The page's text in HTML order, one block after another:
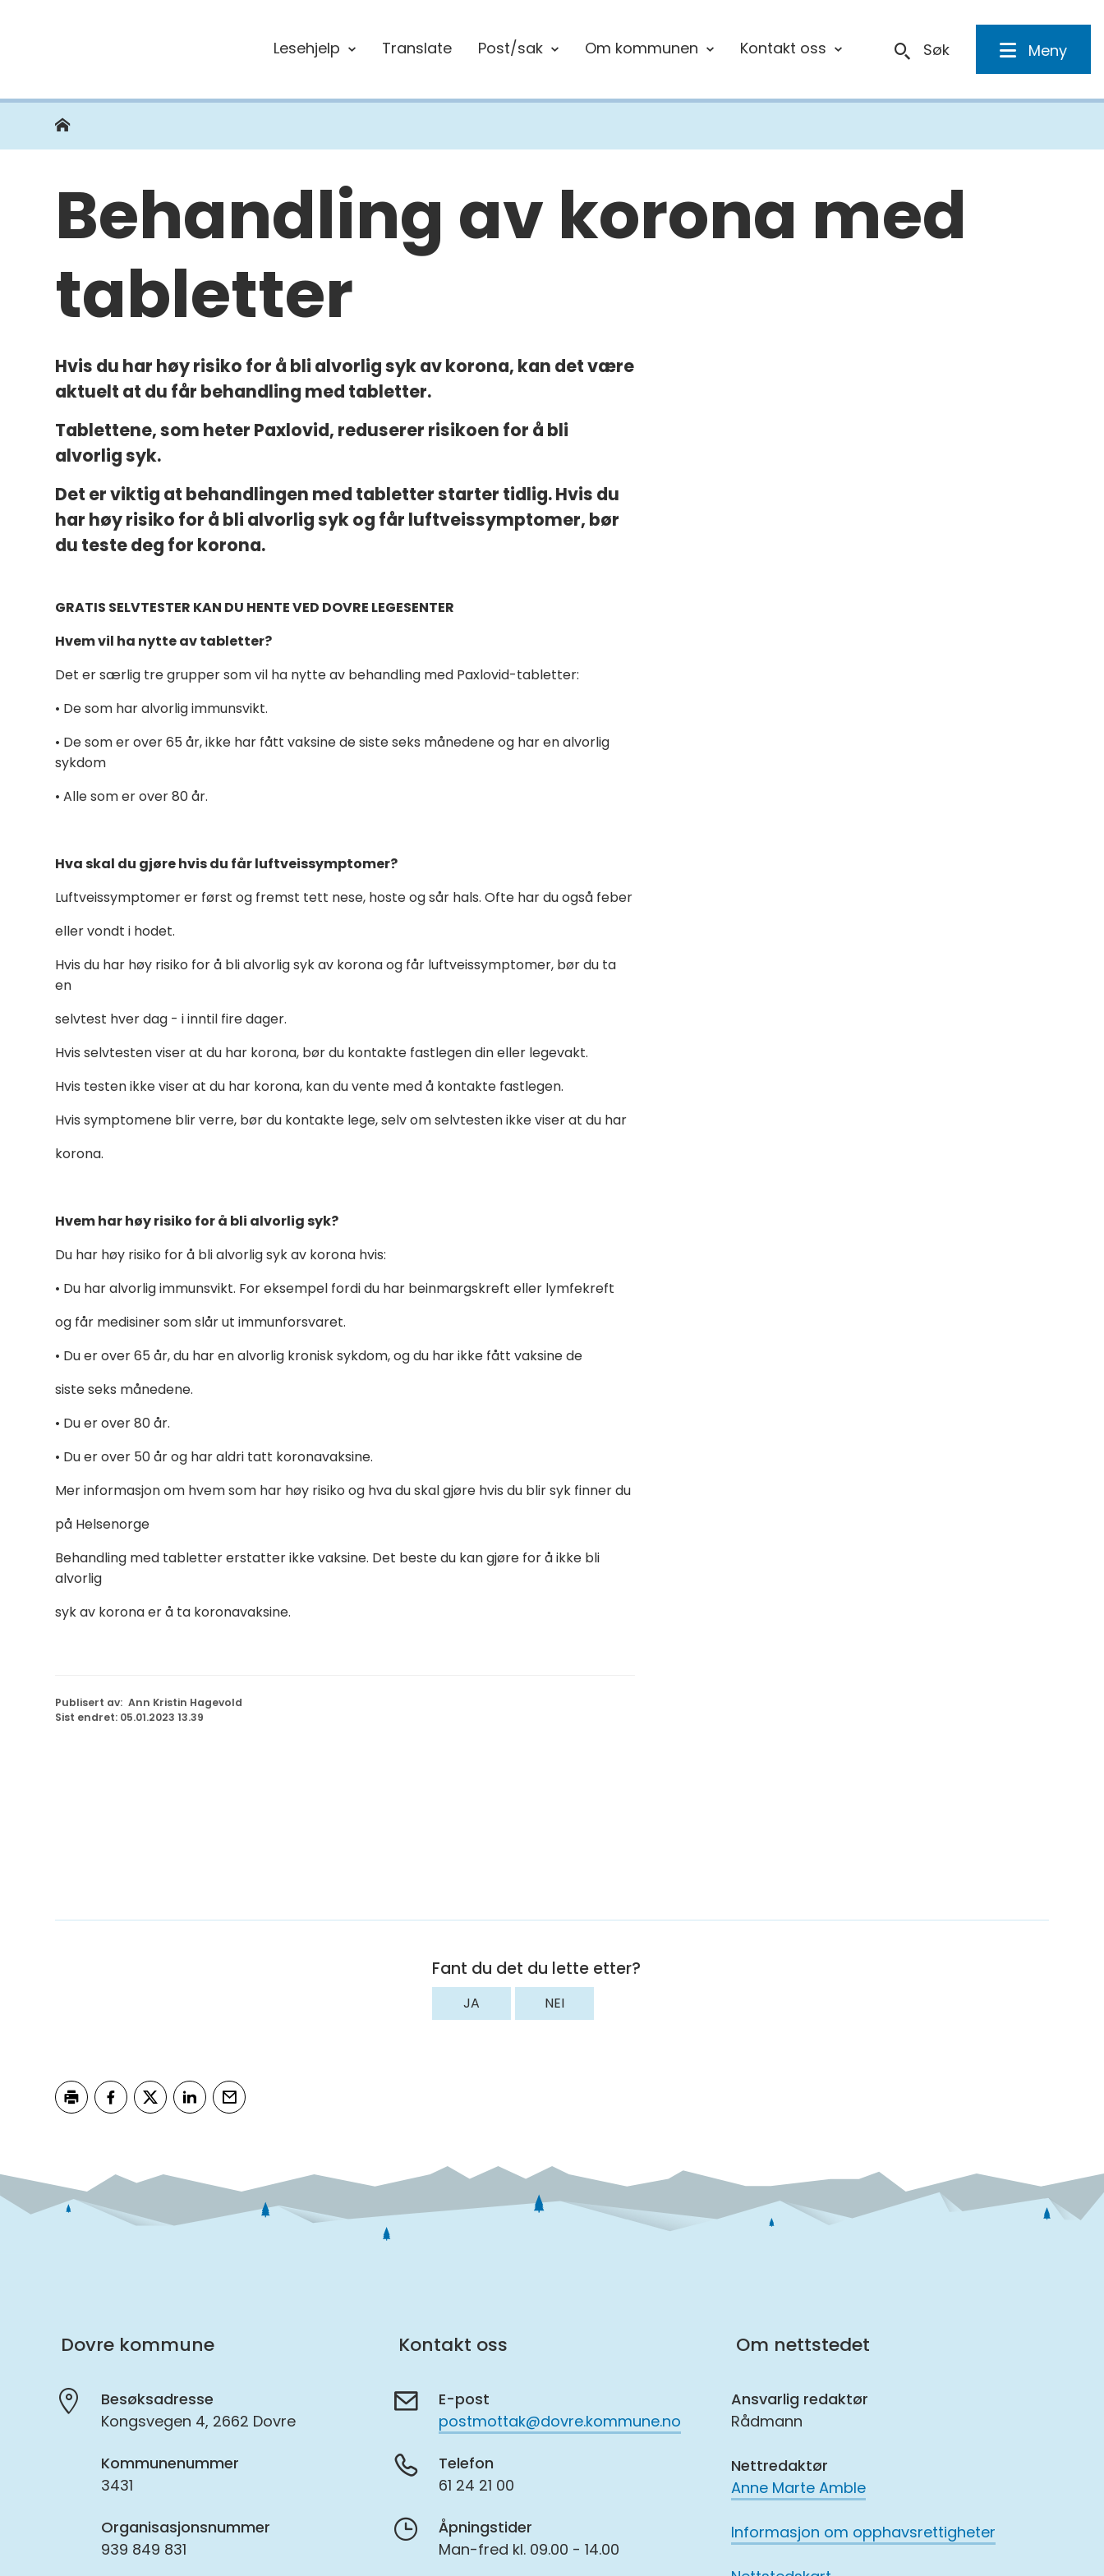
kommune
Lesehjelp Translate Post/sak Om kommunen Kontakt oss Søk Meny
Du
er
Hjem
Behandling av korona med
tabletter
Hvis du har høy risiko for å bli alvorlig syk av korona, kan det være
aktuelt at du får behandling med tabletter.
Tablettene, som heter Paxlovid, reduserer risikoen for å bli
alvorlig syk.
Det er viktig at behandlingen med tabletter starter tidlig. Hvis du
har høy risiko for å bli alvorlig syk og får luftveissymptomer, bør
du teste deg for korona.
GRATIS SELVTESTER KAN DU HENTE VED DOVRE LEGESENTER
Hvem vil ha nytte av tabletter?
Det er særlig tre grupper som vil ha nytte av behandling med Paxlovid-tabletter:
• De som har alvorlig immunsvikt.
• De som er over 65 år, ikke har fått vaksine de siste seks månedene og har en alvorlig
sykdom
•Alle som er over 80 år.
Hva skal du gjøre hvis du får luftveissymptomer?
Luftveissymptomer er først og fremst tett nese, hoste og sår hals. Ofte har du også feber
eller vondt i hodet.
Hvis du har høy risiko for å bli alvorlig syk av korona og får luftveissymptomer, bør du ta
en
selvtest hver dag - i inntil fire dager.
Hvis selvtesten viser at du har korona, bør du kontakte fastlegen din eller legevakt.
Hvis testen ikke viser at du har korona, kan du vente med å kontakte fastlegen.
Hvis symptomene blir verre, bør du kontakte lege, selv om selvtesten ikke viser at du har
korona.
Hvem har høy risiko for å bli alvorlig syk?
Du har høy risiko for å bli alvorlig syk av korona hvis:
• Du har alvorlig immunsvikt. For eksempel fordi du har beinmargskreft eller lymfekreft
og får medisiner som slår ut immunforsvaret.
• Du er over 65 år, du har en alvorlig kronisk sykdom, og du har ikke fått vaksine de
siste seks månedene.
• Du er over 80 år.
• Du er over 50 år og har aldri tatt koronavaksine.
Mer informasjon om hvem som har høy risiko og hva du skal gjøre hvis du blir syk finner du
på Helsenorge
Behandling med tabletter erstatter ikke vaksine. Det beste du kan gjøre for å ikke bli
alvorlig
syk av korona er å ta koronavaksine.
Publisert av Ann Kristin Hagevold
Sist endret 05.01.2023 13.39
Fant du det du lette etter?
JA NEI
Dovre kommune
Besøksadresse
Kongsvegen 4, 2662 Dovre
Kommunenummer
3431
Organisasjonsnummer
939 849 831
Kontakt oss
E-post
postmottak@dovre.kommune.no
Telefon
61 24 21 00
Åpningstider
Man-fred kl. 09.00 - 14.00
Om nettstedet
Ansvarlig redaktør
Rådmann
Nettredaktør
Anne Marte Amble
Informasjon om opphavsrettigheter